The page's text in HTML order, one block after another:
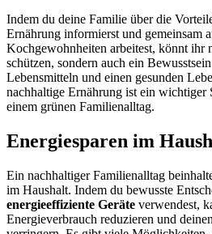
Indem du deine Familie über die
Ernährung informierst und gemeinsam
Kochgewohnheiten arbeitest, könnt ihr
schützen, sondern auch ein
Lebensmitteln und einen gesunden
nachhaltige Ernährung ist ein wichtiger
einem grünen Familienalltag.
Energiesparen im
Ein nachhaltiger Familienalltag
im Haushalt. Indem du bewusste
energieeffiziente Geräte verwendest,
Energieverbrauch reduzieren und